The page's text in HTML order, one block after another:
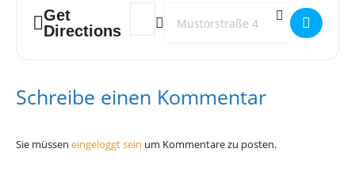
Get
Directions
Destination Address - schwarz. []
Schreibe einen Kommentar
Sie müssen eingeloggt sein um Kommentare zu posten.